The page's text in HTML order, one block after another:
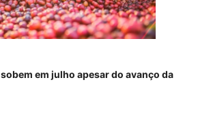
em julho apesar do avanço da